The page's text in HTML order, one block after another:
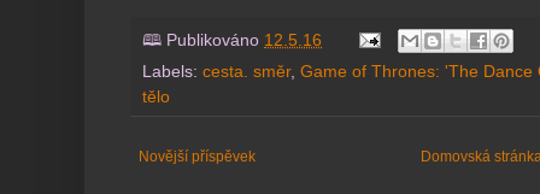
🕮 Publikováno 12.5.16
Labels: cesta. směr, Game of Thrones: 'The Dance
tělo
Novější příspěvek Domovská